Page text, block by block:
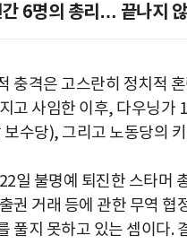
6명의 총리… 끝나지
충격은 고스란히 정치적
고 사임한 이후, 다우닝가
보수당), 그리고 노동당의
일 불명예 퇴진한 스타머
권 거래 등에 관한 무역 협
풀지 못하고 있는 셈이다.